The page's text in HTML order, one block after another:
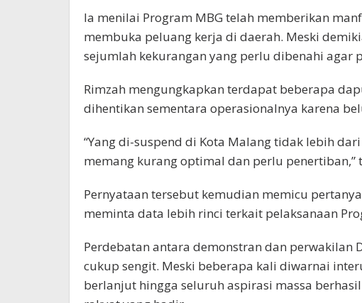
Ia menilai Program MBG telah memberikan
membuka peluang kerja di daerah. Meski
sejumlah kekurangan yang perlu dibenahi agar
Rimzah mengungkapkan terdapat beberapa
dihentikan sementara operasionalnya karena
“Yang di-suspend di Kota Malang tidak lebih
memang kurang optimal dan perlu penertiban,”
Pernyataan tersebut kemudian memicu
meminta data lebih rinci terkait pelaksanaan
Perdebatan antara demonstran dan perwakilan
cukup sengit. Meski beberapa kali diwarnai
berlanjut hingga seluruh aspirasi massa